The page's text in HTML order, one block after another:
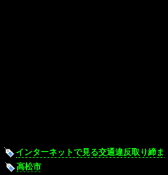
インターネットで見る交通違反取り締ま
高松市